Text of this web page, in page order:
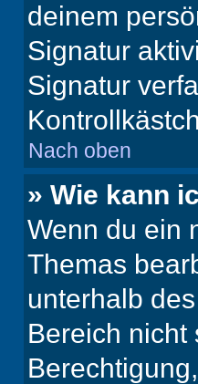
deinem
Signatur
Signatur
Nach oben
» Wie kann
Wenn du ein
Themas
unterhalb
Bereich nicht